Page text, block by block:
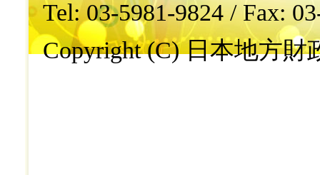
Tel: 03-5981-9824 / Fax:
Copyright (C) 日本地方財